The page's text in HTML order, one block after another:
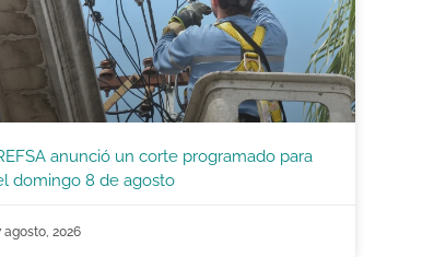
anunció un corte programado para
domingo 8 de agosto
agosto, 2026